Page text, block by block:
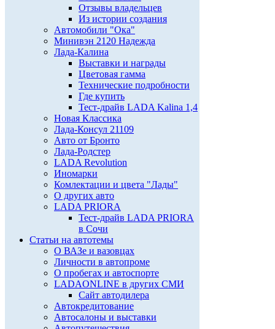
Отзывы владельцев
Из истории создания
Автомобили "Ока"
Минивэн 2120 Надежда
Лада-Калина
Выставки и награды
Цветовая гамма
Технические подробности
Где купить
Тест-драйв LADA Kalina 1,4
Новая Классика
Лада-Консул 21109
Авто от Бронто
Лада-Родстер
LADA Revolution
Иномарки
Комлектации и цвета "Лады"
О других авто
LADA PRIORA
Тест-драйв LADA PRIORA
в Сочи
Статьи на автотемы
О ВАЗе и вазовцах
Личности в автопроме
О пробегах и автоспорте
LADAONLINE в других СМИ
Сайт автодилера
Автокредитование
Автосалоны и выставки